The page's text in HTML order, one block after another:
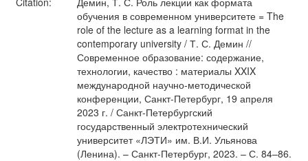
обучения в современном университете = The
role of the lecture as a learning format in the
contemporary university / Т. С. Демин //
Современное образование: содержание,
технологии, качество : материалы XXIX
международной научно-методической
конференции, Санкт-Петербург, 19 апреля
2023 г. / Санкт-Петербургский
государственный электротехнический
университет «ЛЭТИ» им. В.И. Ульянова
(Ленина). – Санкт-Петербург, 2023. – С. 84–86.